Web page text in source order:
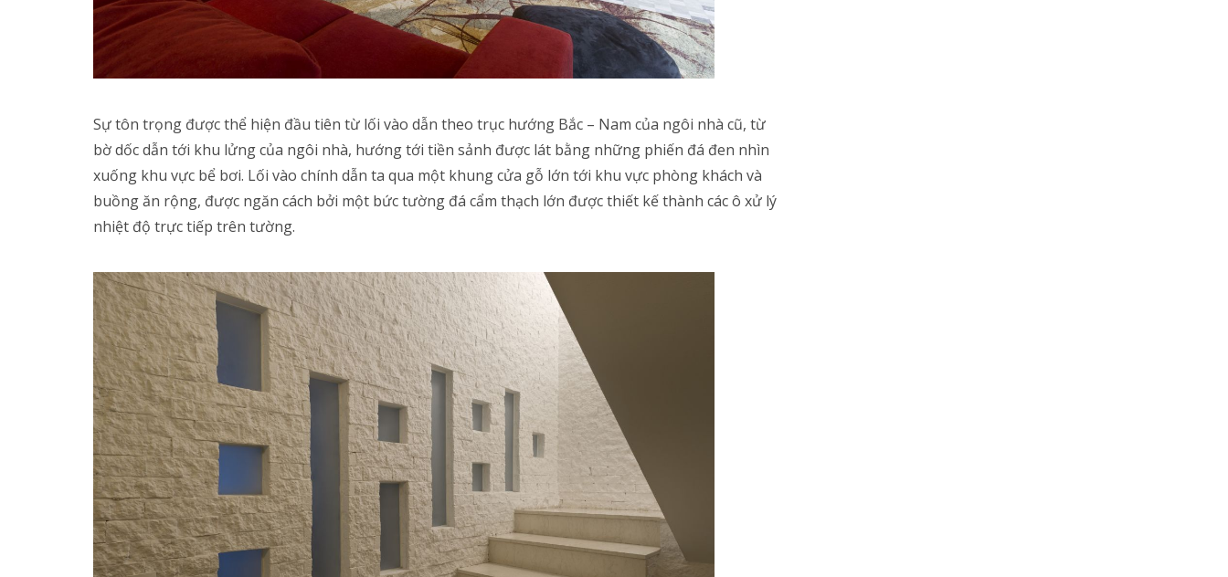
Sự tôn trọng được thể hiện đầu tiên từ lối vào dẫn theo trục hướng Bắc – Nam của ngôi nhà cũ, từ
bờ dốc dẫn tới khu lửng của ngôi nhà, hướng tới tiền sảnh được lát bằng những phiến đá đen nhìn
xuống khu vực bể bơi. Lối vào chính dẫn ta qua một khung cửa gỗ lớn tới khu vực phòng khách và
buồng ăn rộng, được ngăn cách bởi một bức tường đá cẩm thạch lớn được thiết kế thành các ô xử lý
nhiệt độ trực tiếp trên tường.